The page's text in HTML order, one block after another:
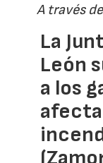
A través
La
León
a los